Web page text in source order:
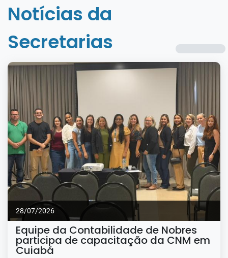
Notícias da
Secretarias
28/07/2026
Equipe da Contabilidade de Nobres
participa de capacitação da CNM em
Cuiabá